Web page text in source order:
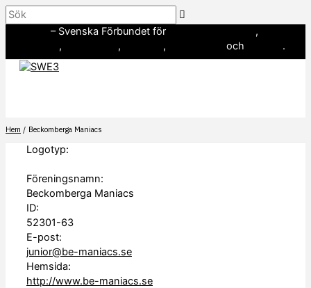
Hoppa
till
Sök
– Svenska Förbundet för
,
, , , och .
Hem Beckomberga Maniacs
Logotyp:
Föreningsnamn:
Beckomberga Maniacs
ID:
52301-63
E-post:
junior@be-maniacs.se
Hemsida:
http://www.be-maniacs.se